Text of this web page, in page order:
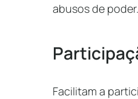
abusos de poder.
Facilitam a